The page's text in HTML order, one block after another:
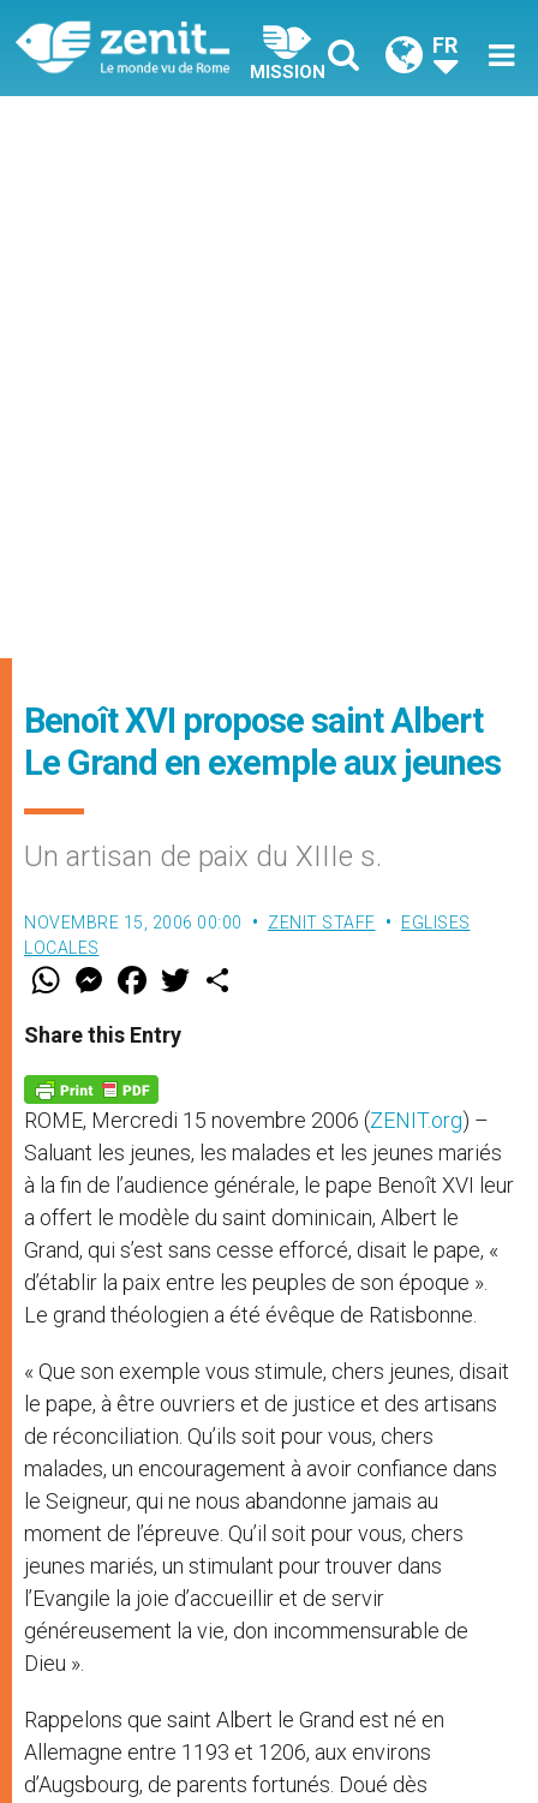
MISSION
FR
Benoît XVI propose saint Albert
Le Grand en exemple aux jeunes
Un artisan de paix du XIIIe s.
NOVEMBRE 15, 2006 00:00 ZENIT STAFF
EGLISES
LOCALES
W
t
s
p
p
M
e
s
e
g
e
r
F
a
e
b
o
k
w
Share this Entry
ROME, Mercredi 15 novembre 2006 (ZENIT.org) –
Saluant les jeunes, les malades et les jeunes mariés
à la fin de l’audience générale, le pape Benoît XVI leur
a offert le modèle du saint dominicain, Albert le
Grand, qui s’est sans cesse efforcé, disait le pape, «
d’établir la paix entre les peuples de son époque ».
Le grand théologien a été évêque de Ratisbonne.
« Que son exemple vous stimule, chers jeunes, disait
le pape, à être ouvriers et de justice et des artisans
de réconciliation. Qu’ils soit pour vous, chers
malades, un encouragement à avoir confiance dans
le Seigneur, qui ne nous abandonne jamais au
moment de l’épreuve. Qu’il soit pour vous, chers
jeunes mariés, un stimulant pour trouver dans
l’Evangile la joie d’accueillir et de servir
généreusement la vie, don incommensurable de
Dieu ».
Rappelons que saint Albert le Grand est né en
Allemagne entre 1193 et 1206, aux environs
d’Augsbourg, de parents fortunés. Doué dès